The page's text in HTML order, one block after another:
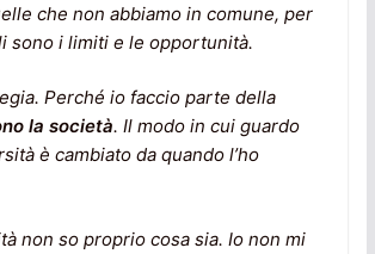
che non abbiamo in comune, per
sono i limiti e le opportunità.
Perché io faccio parte della
la società. Il modo in cui guardo
è cambiato da quando l’ho
non so proprio cosa sia. Io non mi